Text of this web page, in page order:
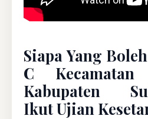
Siapa Yang
C Kecamatan
Kabupaten
Ikut Ujian